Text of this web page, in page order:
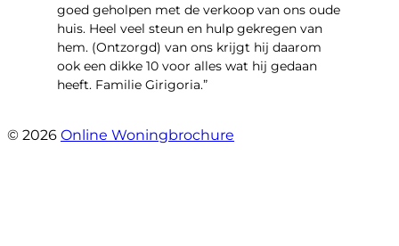
goed geholpen met de verkoop van ons oude
huis. Heel veel steun en hulp gekregen van
hem. (Ontzorgd) van ons krijgt hij daarom
ook een dikke 10 voor alles wat hij gedaan
heeft. Familie Girigoria.”
© 2026 Online Woningbrochure